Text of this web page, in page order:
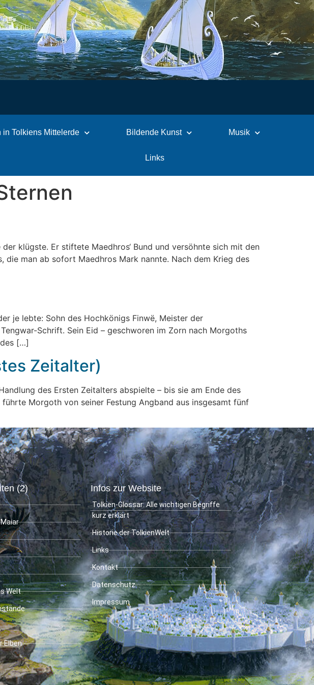
in Tolkiens Mittelerde Bildende Kunst Musik
Links
klügste. Er stiftete Maedhros‘ Bund und versöhnte sich mit den
die man ab sofort Maedhros Mark nannte. Nach dem Krieg des
je lebte: Sohn des Hochkönigs Finwë, Meister der
Schrift. Sein Eid – geschworen im Zorn nach Morgoths
[…]
Zeitalter)
des Ersten Zeitalters abspielte – bis sie am Ende des
Morgoth von seiner Festung Angband aus insgesamt fünf
(2)
Welt
Elben
Infos zur Website
Tolkien-Glossar: Alle wichtigen Begriffe
kurz erklärt
Historie der TolkienWelt
Links
Kontakt
Datenschutz
Impressum